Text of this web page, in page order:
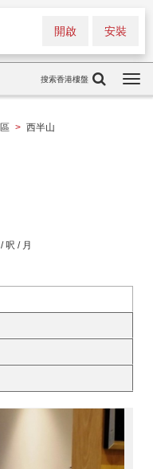
安裝
開啟
搜索香港樓盤
> 西半山
/ 呎 / 月